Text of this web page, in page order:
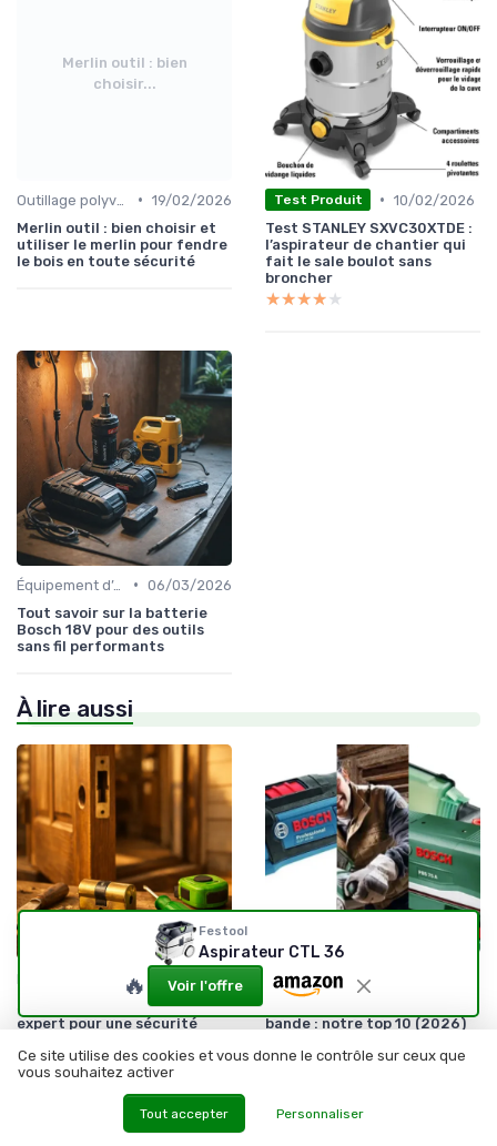
Merlin outil : bien
choisir...
• 19/02/2026
Merlin outil : bien choisir et
utiliser le merlin pour fendre
le bois en toute sécurité
Test Produit • 10/02/2026
Test STANLEY SXVC30XTDE :
l’aspirateur de chantier qui
fait le sale boulot sans
broncher
★★★★★
★★★★★
Équipement d’atelier • 06/03/2026
Tout savoir sur la batterie
Bosch 18V pour des outils
sans fil performants
À lire aussi
•
09/04/2026
Serrure Vachette : guide
expert pour une sécurité
Comparatif •
bande : notre top 10 (2026)
Festool
Aspirateur CTL 36
🔥 Voir l'offre
Ce site utilise des cookies et vous donne le contrôle sur ceux que
vous souhaitez activer
Tout accepter Personnaliser